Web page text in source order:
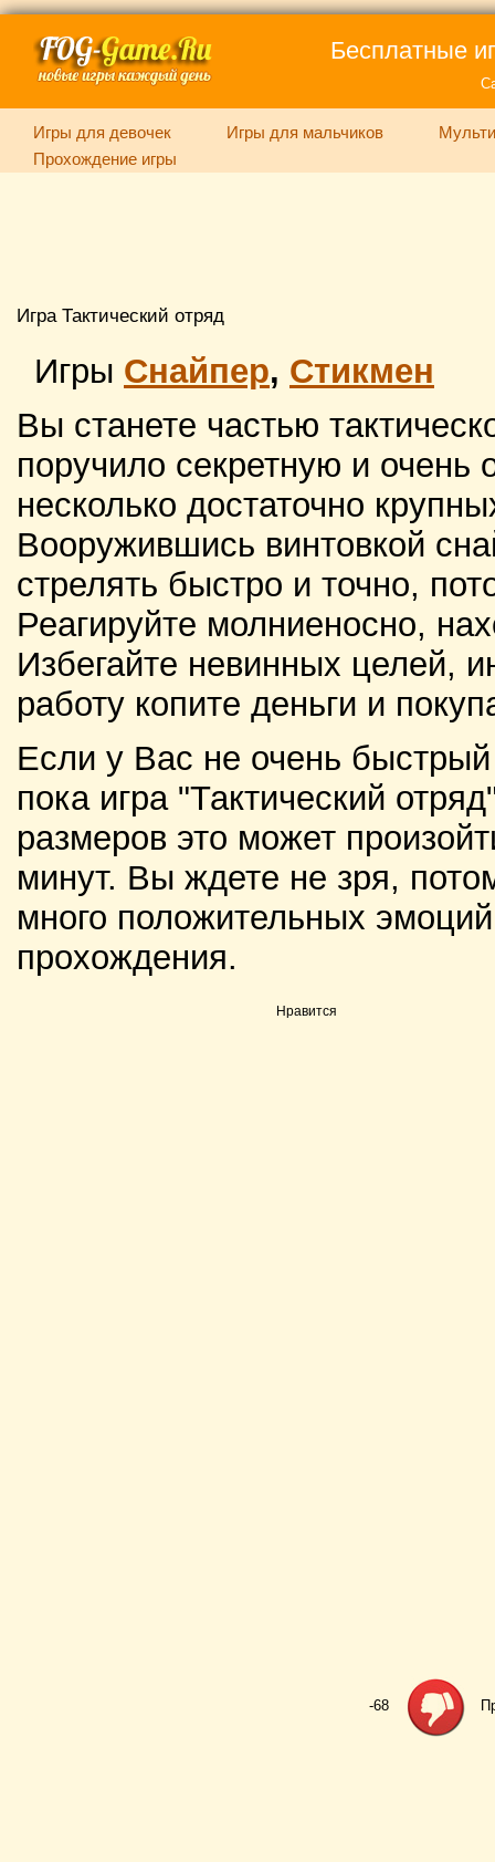
Бесплатные
Игры для девочек Игры для мальчиков
Прохождение игры
Игра Тактический отряд
Игры Снайпер, Стикмен
Вы станете частью
поручило секретную и
несколько достаточно
Вооружившись винтовкой
стрелять быстро и точно,
Реагируйте молниеносно,
Избегайте невинных целей,
работу копите деньги и
Если у Вас не очень
пока игра "Тактический
размеров это может
минут. Вы ждете не зря,
много положительных
прохождения.
Нравится
-68